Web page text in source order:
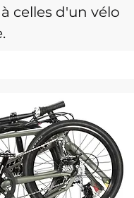
celles d'un vélo